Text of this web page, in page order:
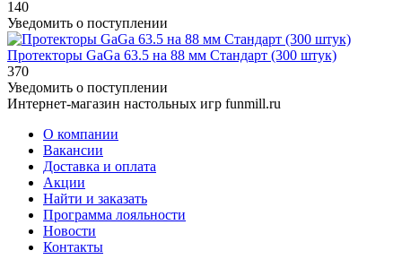
140
Уведомить о поступлении
Протекторы GaGa 63.5 на 88 мм Стандарт (300 штук)
370
Уведомить о поступлении
Интернет-магазин настольных игр funmill.ru
О компании
Вакансии
Доставка и оплата
Акции
Найти и заказать
Программа лояльности
Новости
Контакты